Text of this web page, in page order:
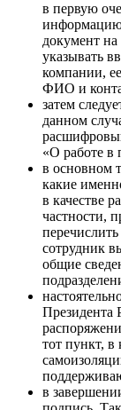
в первую
информацию
документ
указывать
компании,
ФИО и
затем
данном
«О работе в
в основном
какие
в качестве
частности,
сотрудник
общие
Президента
тот пункт, в
в